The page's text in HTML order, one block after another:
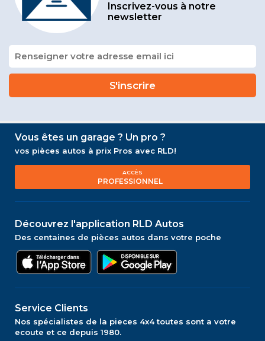
Inscrivez-vous à notre
newsletter
Vous êtes un garage ? Un pro ?
vos pièces autos à prix Pros avec RLD!
ACCÈS
PROFESSIONNEL
Découvrez l'application RLD Autos
Des centaines de pièces autos dans votre poche
Service Clients
Nos spécialistes de la pieces 4x4 toutes sont a votre
ecoute et ce depuis 1980.